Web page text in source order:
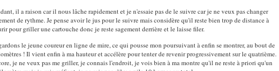
il a raison car il nous lâche rapidement et je n'essaie pas de le suivre car je ne veux pas changer
de rythme. Je pense avoir le jus pour le suivre mais considère qu'il reste bien trop de distance à
pour griller une cartouche donc je reste sagement derrière et le laisse filer.
le jeune coureur en ligne de mire, ce qui pousse mon poursuivant à enfin se montrer, au bout de
! Il vient enfin à ma hauteur et accélère pour tenter de revenir progressivement sur le quatrième.
je ne veux pas me griller, je connais l'endroit, je vois bien à ma montre qu'il ne reste à priori qu'un